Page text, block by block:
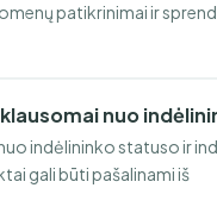
patikrinimai ir
nuo
indėlininko statuso ir
gali būti pašalinami iš